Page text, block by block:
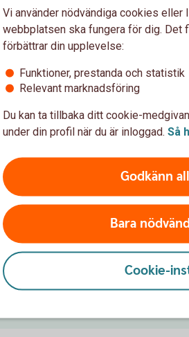
Platinum
Mastercard Platinum
Vi använder nödvändiga cookies eller
webbplatsen ska fungera för dig. Det
förbättrar din upplevelse:
Funktioner, prestanda och statistik
Relevant marknadsföring
Du kan ta tillbaka ditt cookie-
under din profil när du är inloggad. Så
Godkänn
Bara
Cookie-